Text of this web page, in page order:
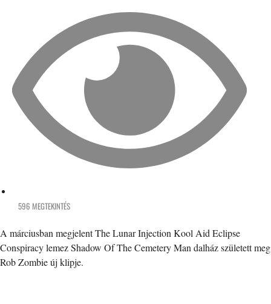
596 MEGTEKINTÉS
A márciusban megjelent The Lunar Injection Kool Aid Eclipse
Conspiracy lemez Shadow Of The Cemetery Man dalház született meg
Rob Zombie új klipje.